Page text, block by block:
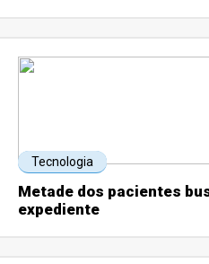
Tecnologia
Metade dos pacientes
expediente